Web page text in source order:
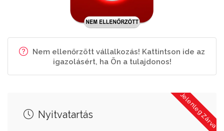
Nem ellenőrzött vállalkozás! Kattintson ide az
igazolásért, ha Ön a tulajdonos!
Jelenleg Zárva
Nyitvatartás